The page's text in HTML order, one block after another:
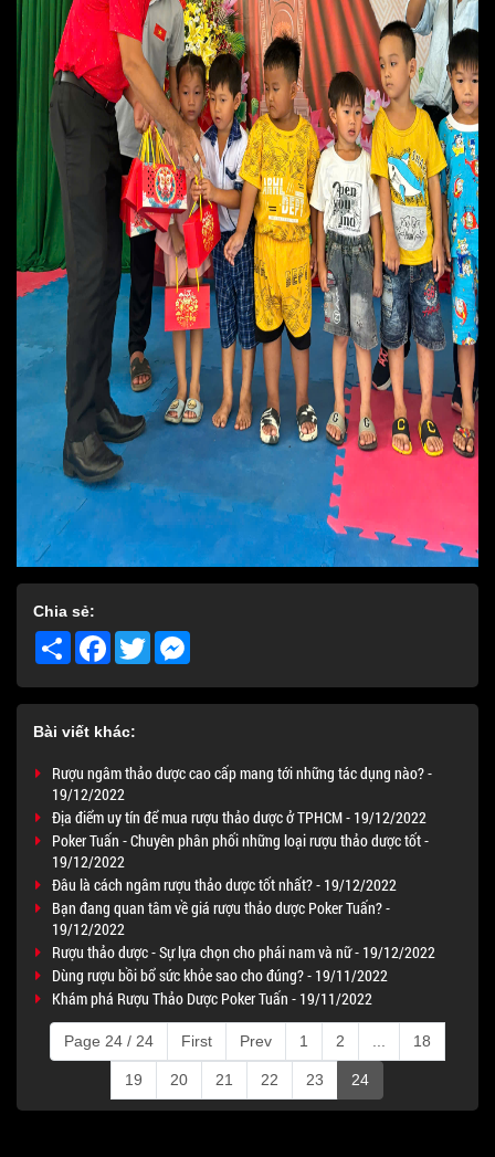
Chia sẻ:
Share Facebook
Twitter
Bài viết khác:
Rượu ngâm thảo dược cao cấp mang tới những tác dụng nào? -
19/12/2022
Địa điểm uy tín để mua rượu thảo dược ở TPHCM - 19/12/2022
Poker Tuấn - Chuyên phân phối những loại rượu thảo dược tốt -
19/12/2022
Đâu là cách ngâm rượu thảo dược tốt nhất? - 19/12/2022
Bạn đang quan tâm về giá rượu thảo dược Poker Tuấn? -
19/12/2022
Rượu thảo dược - Sự lựa chọn cho phái nam và nữ - 19/12/2022
Dùng rượu bồi bổ sức khỏe sao cho đúng? - 19/11/2022
Khám phá Rượu Thảo Dược Poker Tuấn - 19/11/2022
Page 24 / 24 First Prev 1 2 18
19 20 21 22 23 24